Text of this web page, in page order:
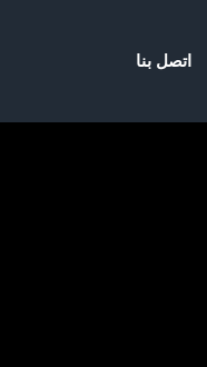
اتصل بنا